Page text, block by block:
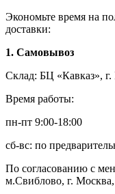
Экономьте время на
доставки:
1. Самовывоз
Склад: БЦ «Кавказ», г.
Время работы:
пн-пт 9:00-18:00
сб-вс: по
По согласованию с
м.Свиблово, г.